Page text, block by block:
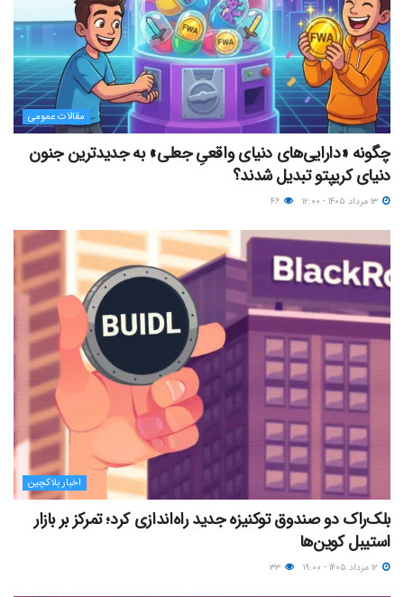
مقالات عمومی
چگونه «دارایی‌های دنیای واقعیِ جعلی» به جدیدترین جنون
دنیای کریپتو تبدیل شدند؟
اخبار بلاکچین
بلک‌راک دو صندوق توکنیزه جدید راه‌اندازی کرد؛ تمرکز بر بازار
استیبل کوین‌ها